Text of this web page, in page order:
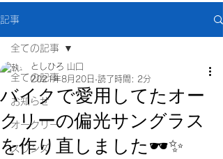
記事
全ての記事
お知らせ
オークリー
スワンズ
全ての記事
バイクで愛用してたオー
クリーの偏光サングラス
を作り直しました🕶✨
としひろ 山口
2021年8月20日 読了時間: 2分